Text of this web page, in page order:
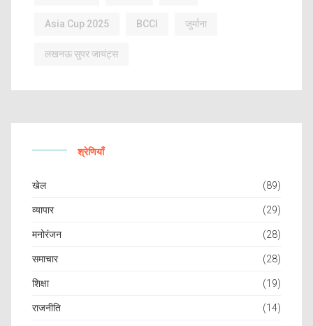
Asia Cup 2025 BCCI जुर्माना
लखनऊ सुपर जायंट्स
श्रेणियाँ
खेल (89)
व्यापार (29)
मनोरंजन (28)
समाचार (28)
शिक्षा (19)
राजनीति (14)